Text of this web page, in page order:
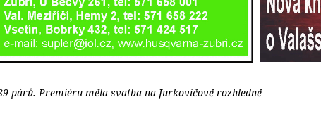
párů. Premiéru měla svatba na Jurkovičově rozhledně